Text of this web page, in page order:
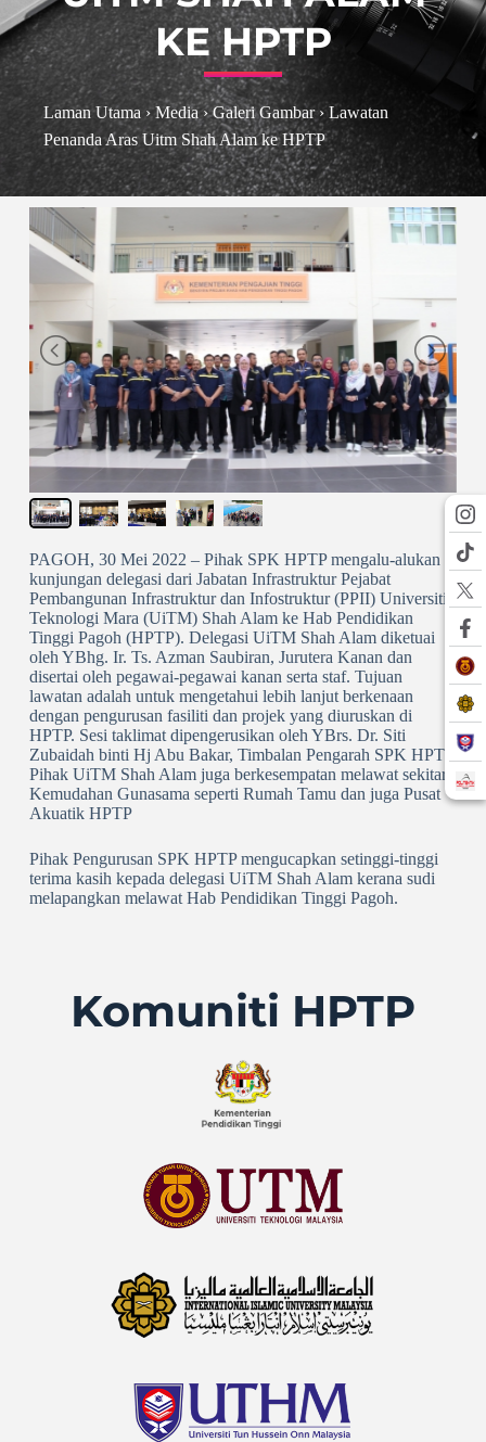
KE HPTP
Laman Utama ›Media›Galeri Gambar› Lawatan
Penanda Aras Uitm Shah Alam ke HPTP
PAGOH, 30 Mei 2022 – Pihak SPK HPTP mengalu-alukan
kunjungan delegasi dari Jabatan Infrastruktur Pejabat
Pembangunan Infrastruktur dan Infostruktur (PPII) Universiti
Teknologi Mara (UiTM) Shah Alam ke Hab Pendidikan
Tinggi Pagoh (HPTP). Delegasi UiTM Shah Alam diketuai
oleh YBhg. Ir. Ts. Azman Saubiran, Jurutera Kanan dan
disertai oleh pegawai-pegawai kanan serta staf. Tujuan
lawatan adalah untuk mengetahui lebih lanjut berkenaan
dengan pengurusan fasiliti dan projek yang diuruskan di
HPTP. Sesi taklimat dipengerusikan oleh YBrs. Dr. Siti
Zubaidah binti Hj Abu Bakar, Timbalan Pengarah SPK HPTP.
Pihak UiTM Shah Alam juga berkesempatan melawat sekitar
Kemudahan Gunasama seperti Rumah Tamu dan juga Pusat
Akuatik HPTP
Pihak Pengurusan SPK HPTP mengucapkan setinggi-tinggi
terima kasih kepada delegasi UiTM Shah Alam kerana sudi
melapangkan melawat Hab Pendidikan Tinggi Pagoh.
Komuniti HPTP